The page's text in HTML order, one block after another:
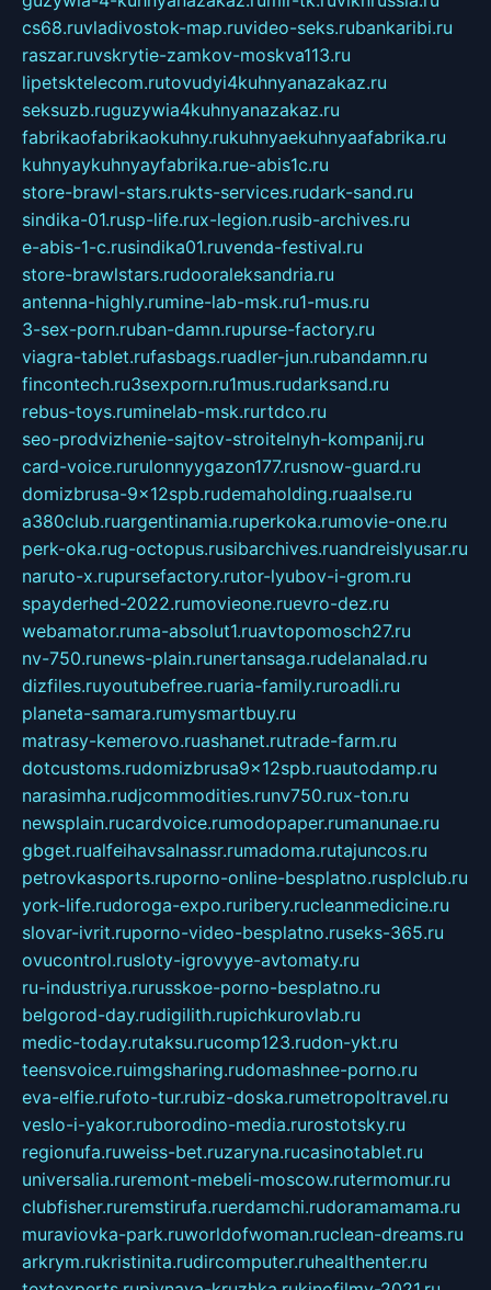
cs68.ruvladivostok-map.ruvideo-seks.rubankaribi.ru
raszar.ruvskrytie-zamkov-moskva113.ru
lipetsktelecom.rutovudyi4kuhnyanazakaz.ru
seksuzb.ruguzywia4kuhnyanazakaz.ru
fabrikaofabrikaokuhny.rukuhnyaekuhnyaafabrika.ru
kuhnyaykuhnyayfabrika.rue-abis1c.ru
store-brawl-stars.rukts-services.rudark-sand.ru
sindika-01.rusp-life.rux-legion.rusib-archives.ru
e-abis-1-c.rusindika01.ruvenda-festival.ru
store-brawlstars.rudooraleksandria.ru
antenna-highly.rumine-lab-msk.ru1-mus.ru
3-sex-porn.ruban-damn.rupurse-factory.ru
viagra-tablet.rufasbags.ruadler-jun.rubandamn.ru
fincontech.ru3sexporn.ru1mus.rudarksand.ru
rebus-toys.ruminelab-msk.rurtdco.ru
seo-prodvizhenie-sajtov-stroitelnyh-kompanij.ru
card-voice.rurulonnyygazon177.rusnow-guard.ru
domizbrusa-9x12spb.rudemaholding.ruaalse.ru
a380club.ruargentinamia.ruperkoka.rumovie-one.ru
perk-oka.rug-octopus.rusibarchives.ruandreislyusar.ru
naruto-x.rupursefactory.rutor-lyubov-i-grom.ru
spayderhed-2022.rumovieone.ruevro-dez.ru
webamator.ruma-absolut1.ruavtopomosch27.ru
nv-750.runews-plain.runertansaga.rudelanalad.ru
dizfiles.ruyoutubefree.ruaria-family.ruroadli.ru
planeta-samara.rumysmartbuy.ru
matrasy-kemerovo.ruashanet.rutrade-farm.ru
dotcustoms.rudomizbrusa9x12spb.ruautodamp.ru
narasimha.rudjcommodities.runv750.rux-ton.ru
newsplain.rucardvoice.rumodopaper.rumanunae.ru
gbget.rualfeihavsalnassr.rumadoma.rutajuncos.ru
petrovkasports.ruporno-online-besplatno.rusplclub.ru
york-life.rudoroga-expo.ruribery.rucleanmedicine.ru
slovar-ivrit.ruporno-video-besplatno.ruseks-365.ru
ovucontrol.rusloty-igrovyye-avtomaty.ru
ru-industriya.rurusskoe-porno-besplatno.ru
belgorod-day.rudigilith.rupichkurovlab.ru
medic-today.rutaksu.rucomp123.rudon-ykt.ru
teensvoice.ruimgsharing.rudomashnee-porno.ru
eva-elfie.rufoto-tur.rubiz-doska.rumetropoltravel.ru
veslo-i-yakor.ruborodino-media.rurostotsky.ru
regionufa.ruweiss-bet.ruzaryna.rucasinotablet.ru
universalia.ruremont-mebeli-moscow.rutermomur.ru
clubfisher.ruremstirufa.ruerdamchi.rudoramamama.ru
muraviovka-park.ruworldofwoman.ruclean-dreams.ru
arkrym.rukristinita.rudircomputer.ruhealthenter.ru